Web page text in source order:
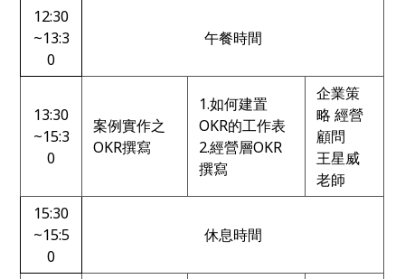
12:30
~13:3
0
午餐時間
13:30
~15:3
0
案例實作之
OKR撰寫
1.如何建置
OKR的工作表
2.經營層OKR
撰寫
企業策
略 經營
顧問
王星威
老師
15:30
~15:5
0
休息時間